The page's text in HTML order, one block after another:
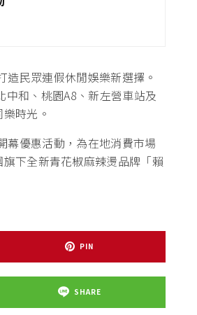
民眾連假休閒娛樂新選擇。
和、桃園A8、新左營車站及
時光。
優惠活動，為在地消費市場
下全新青花椒麻辣燙品牌「賴
PIN
SHARE